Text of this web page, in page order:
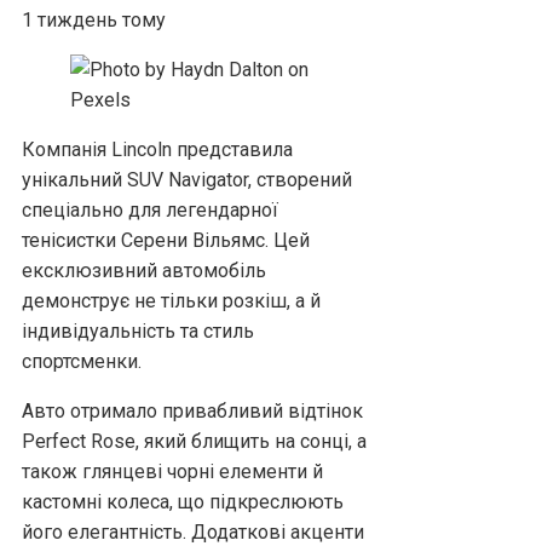
1 тиждень тому
Компанія Lincoln представила
унікальний SUV Navigator, створений
спеціально для легендарної
тенісистки Серени Вільямс. Цей
ексклюзивний автомобіль
демонструє не тільки розкіш, а й
індивідуальність та стиль
спортсменки.
Авто отримало привабливий відтінок
Perfect Rose, який блищить на сонці, а
також глянцеві чорні елементи й
кастомні колеса, що підкреслюють
його елегантність. Додаткові акценти